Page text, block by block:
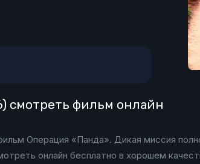
смотреть фильм онлайн
Операция «Панда». Дикая миссия
онлайн бесплатно в хорошем